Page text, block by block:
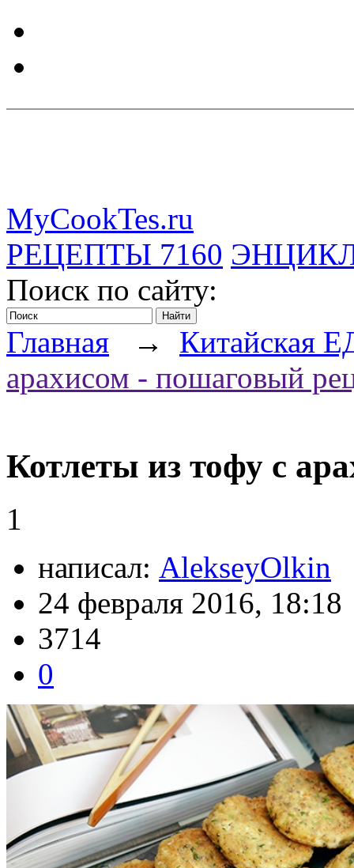
MyCookTes.ru
РЕЦЕПТЫ 7160
Поиск по сайту:
Главная → Китайская
арахисом - пошаговый
Котлеты из тофу с
1
написал: AlekseyOlkin
24 февраля 2016, 18:18
3714
0